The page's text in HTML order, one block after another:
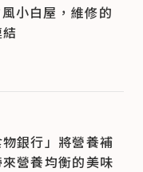
小白屋，維修的
銀行」將營養補
營養均衡的美味